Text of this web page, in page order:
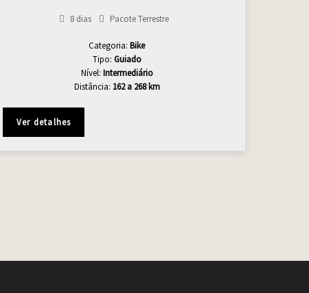
8 dias Pacote Terrestre
Categoria:Bike
Tipo: Guiado
Nível: Intermediário
Distância: 162 a 268 km
Ver detalhes